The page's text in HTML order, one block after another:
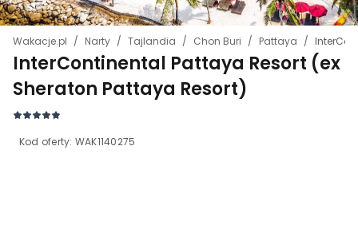
Wakacje.pl Narty Tajlandia Chon Buri Pattaya
InterContinental Pattaya Resort (ex
Sheraton Pattaya Resort)
Kod oferty: WAK1140275